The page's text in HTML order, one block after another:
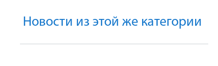
Новости из этой же категории